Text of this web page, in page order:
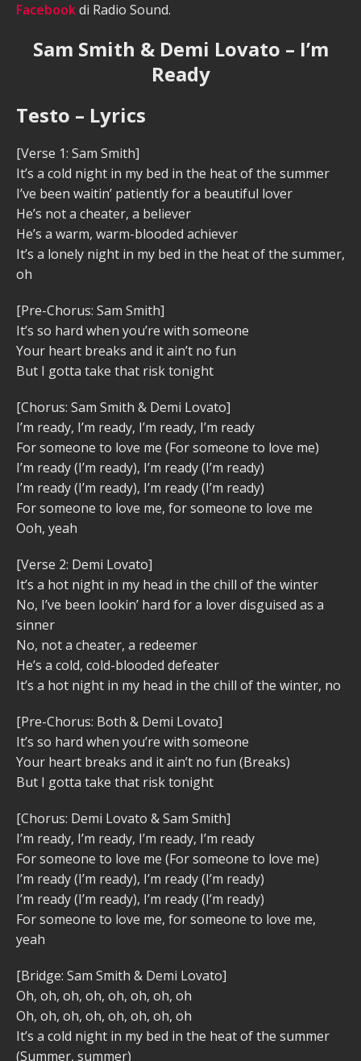
Facebookdi Radio Sound.
Sam Smith & Demi Lovato – I’m
Ready
Testo – Lyrics
[Verse 1: Sam Smith]
It’s a cold night in my bed in the heat of the summer
I’ve been waitin’ patiently for a beautiful lover
He’s not a cheater, a believer
He’s a warm, warm-blooded achiever
It’s a lonely night in my bed in the heat of the summer,
oh
[Pre-Chorus: Sam Smith]
It’s so hard when you’re with someone
Your heart breaks and it ain’t no fun
But I gotta take that risk tonight
[Chorus: Sam Smith & Demi Lovato]
I’m ready, I’m ready, I’m ready, I’m ready
For someone to love me (For someone to love me)
I’m ready (I’m ready), I’m ready (I’m ready)
I’m ready (I’m ready), I’m ready (I’m ready)
For someone to love me, for someone to love me
Ooh, yeah
[Verse 2: Demi Lovato]
It’s a hot night in my head in the chill of the winter
No, I’ve been lookin’ hard for a lover disguised as a
sinner
No, not a cheater, a redeemer
He’s a cold, cold-blooded defeater
It’s a hot night in my head in the chill of the winter, no
[Pre-Chorus: Both & Demi Lovato]
It’s so hard when you’re with someone
Your heart breaks and it ain’t no fun (Breaks)
But I gotta take that risk tonight
[Chorus: Demi Lovato & Sam Smith]
I’m ready, I’m ready, I’m ready, I’m ready
For someone to love me (For someone to love me)
I’m ready (I’m ready), I’m ready (I’m ready)
I’m ready (I’m ready), I’m ready (I’m ready)
For someone to love me, for someone to love me,
yeah
[Bridge: Sam Smith & Demi Lovato]
Oh, oh, oh, oh, oh, oh, oh, oh
Oh, oh, oh, oh, oh, oh, oh, oh
It’s a cold night in my bed in the heat of the summer
(Summer, summer)